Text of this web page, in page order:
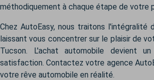
méthodiquement à chaque étape de votre
Chez AutoEasy, nous traitons l'intégralité
laissant vous concentrer sur le plaisir de
Tucson. L'achat automobile devient
satisfaction. Contactez votre agence
votre rêve automobile en réalité.